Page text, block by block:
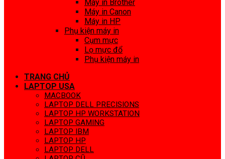
Máy in Brother
Máy in Canon
Máy in HP
Phụ kiện máy in
Cụm mực
Lọ mực đổ
Phụ kiện máy in
TRANG CHỦ
LAPTOP USA
MACBOOK
LAPTOP DELL PRECISIONS
LAPTOP HP WORKSTATION
LAPTOP GAMING
LAPTOP IBM
LAPTOP HP
LAPTOP DELL